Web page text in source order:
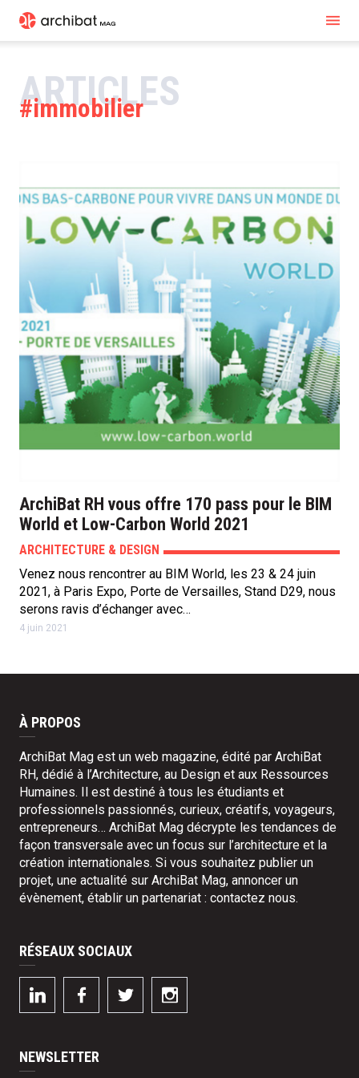
ARTICLES
immobilier
ArchiBat RH vous offre 170 pass pour le BIM
World et Low-Carbon World 2021
ARCHITECTURE & DESIGN
Venez nous rencontrer au BIM World, les 23 & 24 juin
2021, à Paris Expo, Porte de Versailles, Stand D29, nous
serons ravis d’échanger avec…
4 juin 2021
À PROPOS
ArchiBat Mag est un web magazine, édité par ArchiBat
RH, dédié à l’Architecture, au Design et aux Ressources
Humaines. Il est destiné à tous les étudiants et
professionnels passionnés, curieux, créatifs, voyageurs,
entrepreneurs… ArchiBat Mag décrypte les tendances de
façon transversale avec un focus sur l’architecture et la
création internationales. Si vous souhaitez publier un
projet, une actualité sur ArchiBat Mag, annoncer un
évènement, établir un partenariat : contactez nous.
RÉSEAUX SOCIAUX
NEWSLETTER